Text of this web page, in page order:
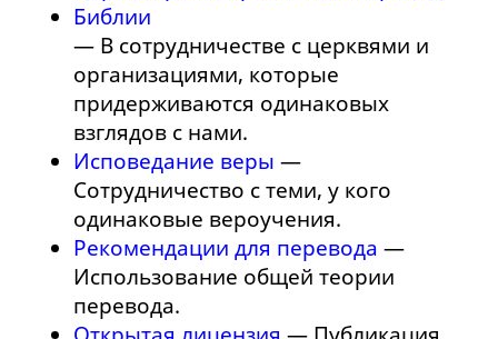
Библии
— В сотрудничестве с церквями и
организациями, которые
придерживаются одинаковых
взглядов с нами.
Исповедание веры —
Сотрудничество с теми, у кого
одинаковые вероучения.
Рекомендации для перевода —
Использование общей теории
перевода.